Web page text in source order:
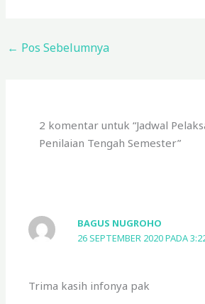
← Pos Sebelumnya
2 komentar untuk “Jadwal
Penilaian Tengah Semester”
BAGUS NUGROHO
26 SEPTEMBER 2020 PADA
Trima kasih infonya pak